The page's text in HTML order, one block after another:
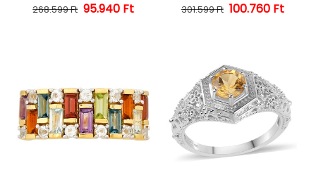
Normál ár
268.599 Ft Kedvezményes ár
95.940 Ft Normál ár
301.599 Ft 100.760 Ft